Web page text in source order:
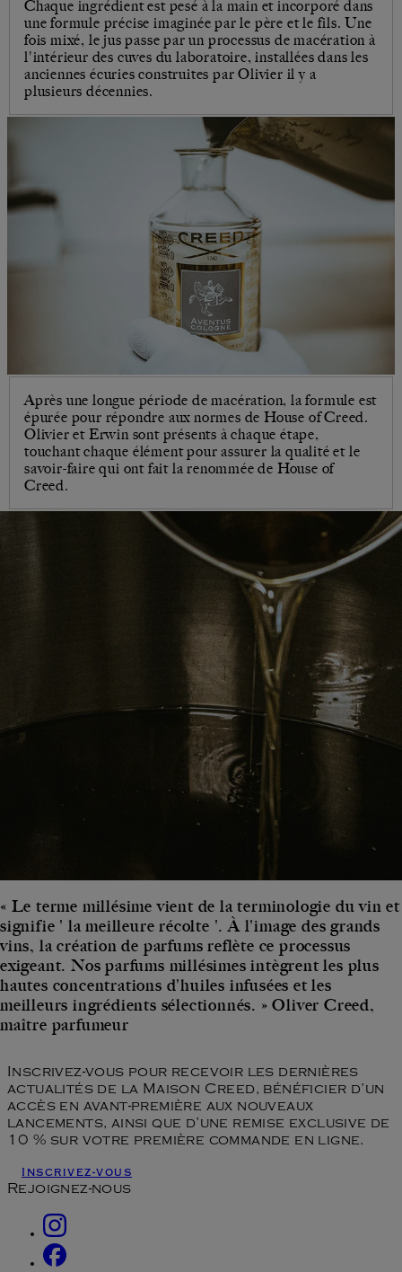
Chaque ingrédient est pesé à la main et incorporé dans
une formule précise imaginée par le père et le fils. Une
fois mixé, le jus passe par un processus de macération à
l'intérieur des cuves du laboratoire, installées dans les
anciennes écuries construites par Olivier il y a
plusieurs décennies.
Après une longue période de macération, la formule est
épurée pour répondre aux normes de House of Creed.
Olivier et Erwin sont présents à chaque étape,
touchant chaque élément pour assurer la qualité et le
savoir-faire qui ont fait la renommée de House of
Creed.
« Le terme millésime vient de la terminologie du vin et
signifie ' la meilleure récolte '. À l'image des grands
vins, la création de parfums reflète ce processus
exigeant. Nos parfums millésimes intègrent les plus
hautes concentrations d'huiles infusées et les
meilleurs ingrédients sélectionnés. » Oliver Creed,
maître parfumeur
Inscrivez-vous pour recevoir les dernières
actualités de la Maison Creed, bénéficier d’un
accès en avant-première aux nouveaux
lancements, ainsi que d’une remise exclusive de
10 % sur votre première commande en ligne.
Inscrivez-vous
Rejoignez-nous